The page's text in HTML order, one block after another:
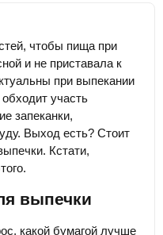
чтобы пища при
и не приставала к
при выпекании
участь
запеканки,
Выход есть? Стоит
Кстати,
выпечки
какой бумагой лучше